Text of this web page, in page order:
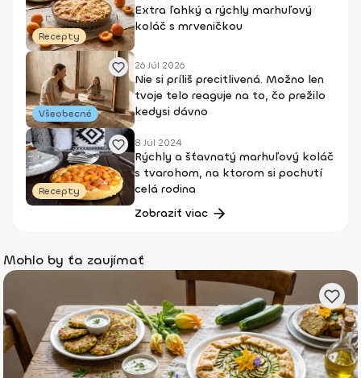
Recepty
Extra ľahký a rýchly marhuľový
koláč s mrveničkou
Všeobecné
26 Júl 2026
Nie si príliš precitlivená. Možno len
tvoje telo reaguje na to, čo prežilo
kedysi dávno
Recepty
8 Júl 2024
Rýchly a šťavnatý marhuľový koláč
s tvarohom, na ktorom si pochutí
celá rodina
Zobraziť viac
Mohlo by ťa zaujímať